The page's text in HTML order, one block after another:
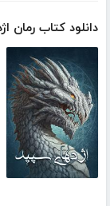
دانلود کتاب رمان